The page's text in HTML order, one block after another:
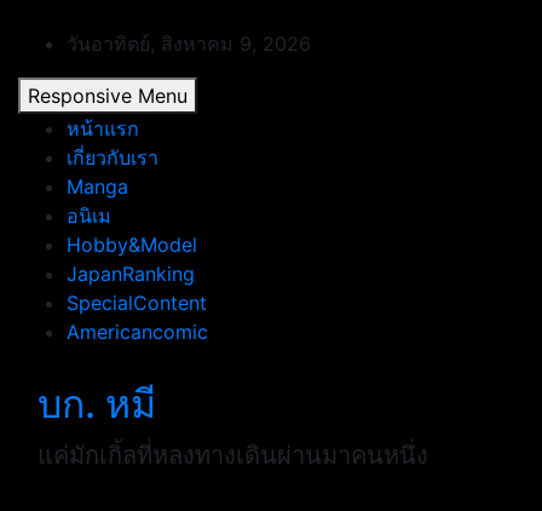
content
วันอาทิตย์, สิงหาคม 9, 2026
Responsive Menu
หน้าแรก
เกี่ยวกับเรา
Manga
อนิเม
Hobby&Model
JapanRanking
SpecialContent
Americancomic
บก. หมี
แค่มักเกิ้ลที่หลงทางเดินผ่านมาคนหนึ่ง